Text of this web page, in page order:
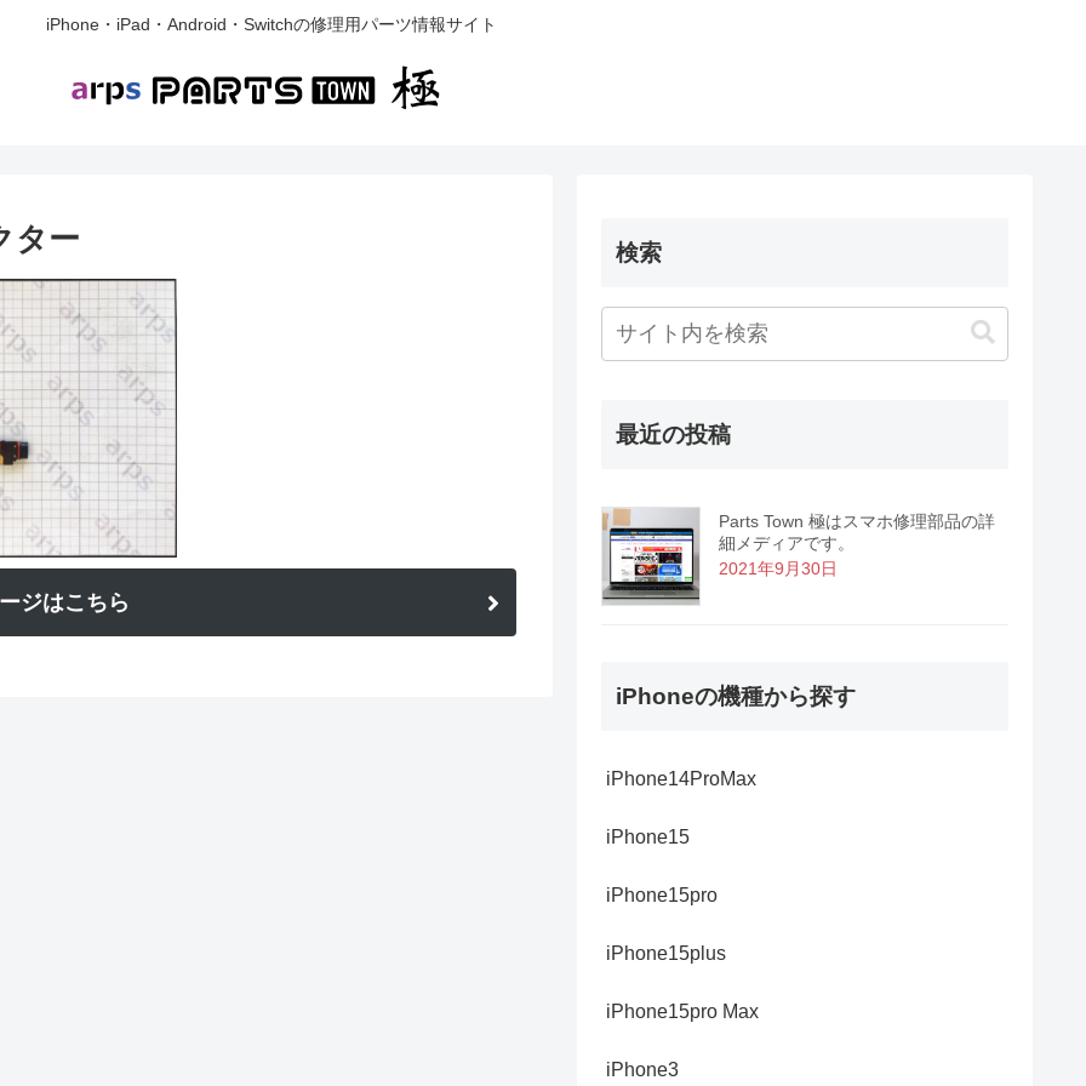
iPhone・iPad・Android・Switchの修理用パーツ情報サイト
ター
ジはこちら
検索
最近の投稿
Parts Town 極はスマホ修理部品の詳
細メディアです。
2021年9月30日
iPhoneの機種から探す
iPhone14ProMax
iPhone15
iPhone15pro
iPhone15plus
iPhone15pro Max
iPhone3